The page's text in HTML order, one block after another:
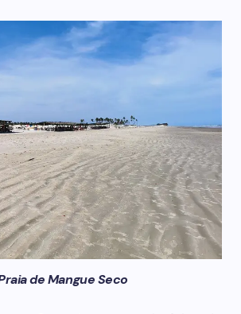
de Mangue Seco